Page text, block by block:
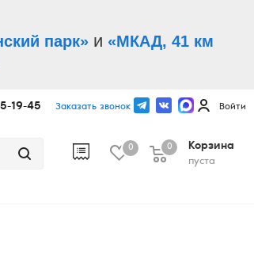
парк» и «МКАД, 41 км
19-45 Заказать звонок Войти
0
Корзина
пуста
0